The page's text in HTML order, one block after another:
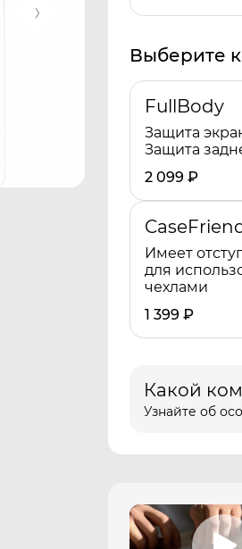
Выберите
FullBody
Защита
Защита
2 099 ₽
Имеет
для
чехлами
1 399 ₽
Какой
Узнайте об